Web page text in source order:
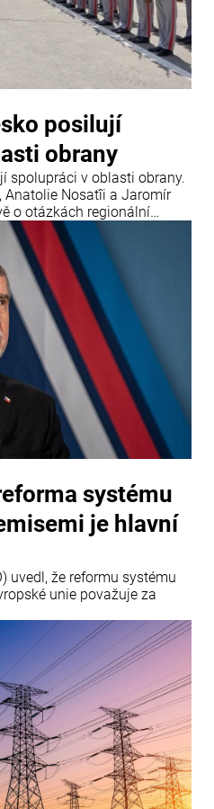
posilují
obrany
spolupráci v oblasti obrany.
Anatolie Nosatîi a Jaromír
o otázkách regionální
armády a nových
sektoru.
systému
je hlavní
uvedl, že reformu systému
unie považuje za